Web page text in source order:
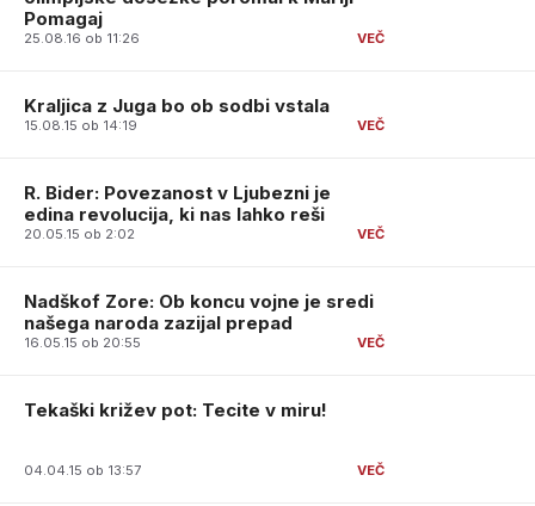
Pomagaj
25.08.16 ob 11:26
Kraljica z Juga bo ob sodbi vstala
15.08.15 ob 14:19
R. Bider: Povezanost v Ljubezni je
edina revolucija, ki nas lahko reši
20.05.15 ob 2:02
Nadškof Zore: Ob koncu vojne je sredi
našega naroda zazijal prepad
16.05.15 ob 20:55
Tekaški križev pot: Tecite v miru!
04.04.15 ob 13:57